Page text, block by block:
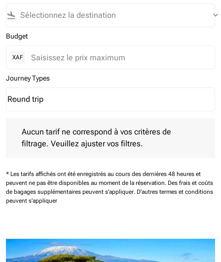
flight_land keyboard_arrow_down
Budget
XAF
Journey Types
Journey Types option Round trip Selected
Round trip
keyboard_arrow_down
Aucun tarif ne correspond à vos critères de
filtrage. Veuillez ajuster vos filtres.
* Les tarifs affichés ont été enregistrés au cours des dernières 48 heures et
peuvent ne pas être disponibles au moment de la réservation. Des frais et coûts
de bagages supplémentaires peuvent s'appliquer. D'autres termes et conditions
peuvent s'appliquer